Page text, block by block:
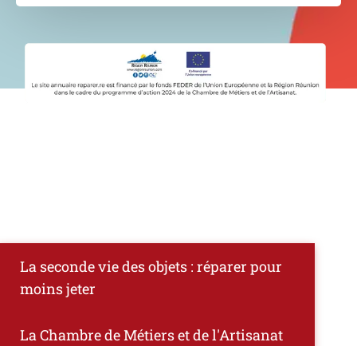
La seconde vie des objets : réparer pour
moins jeter
La Chambre de Métiers et de l'Artisanat